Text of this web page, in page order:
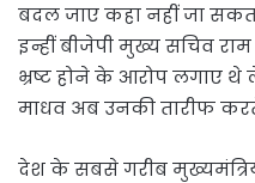
बदल जाए कहा नहीं जा
इन्हीं बीजेपी मुख्य सचिव
भ्रष्ट होने के आरोप लगाए
माधव अब उनकी तारीफ
देश के सबसे गरीब